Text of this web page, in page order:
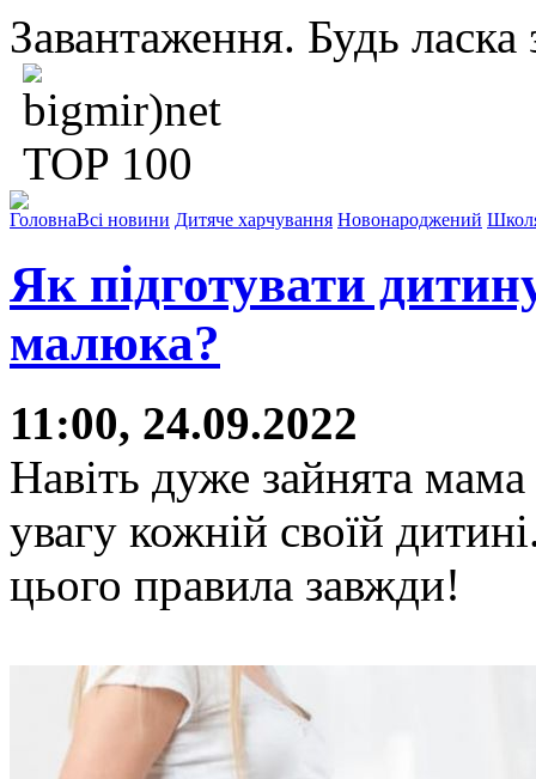
Завантаження. Будь ласка
ГоловнаВсі новини Дитяче харчування Новонароджений
Як підготувати
малюка?
11:00, 24.09.2022
Навіть дуже зайнята
увагу кожній своїй
цього правила завжди!